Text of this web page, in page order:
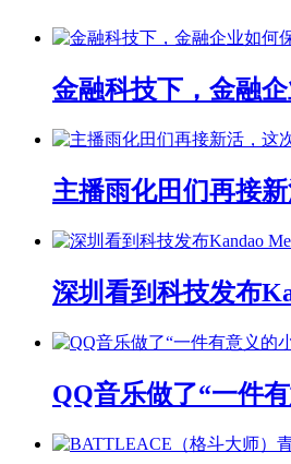
金融科技下，金融
主播雨化田们再接
深圳看到科技发布
QQ音乐做了“一件